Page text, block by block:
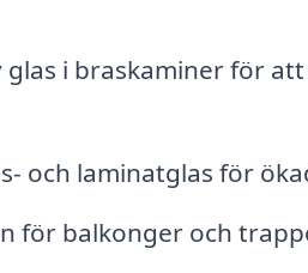
i braskaminer för
och laminatglas för
för balkonger och